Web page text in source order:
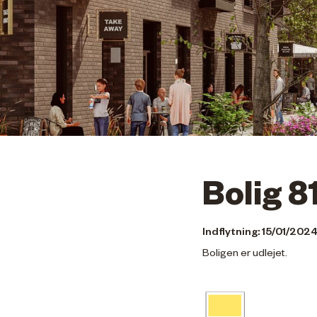
Bolig
Indflytning: 15/01/2024
Boligen er udlejet.